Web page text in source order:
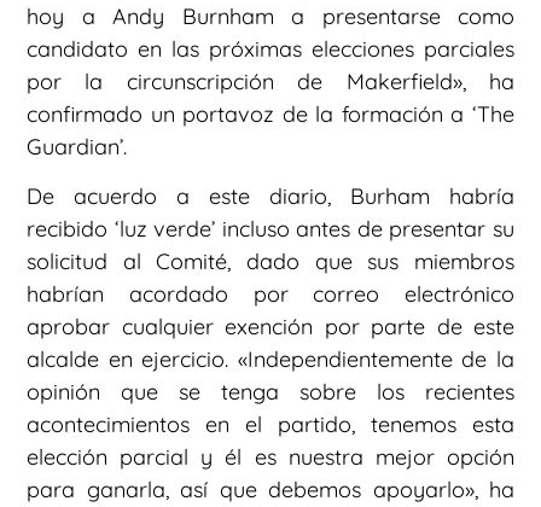
hoy a Andy Burnham a presentarse como
candidato en las próximas elecciones parciales
por la circunscripción de Makerfield», ha
confirmado un portavoz de la formación a ‘The
Guardian’.
De acuerdo a este diario, Burham habría
recibido ‘luz verde’ incluso antes de presentar su
solicitud al Comité, dado que sus miembros
habrían acordado por correo electrónico
aprobar cualquier exención por parte de este
alcalde en ejercicio. «Independientemente de la
opinión que se tenga sobre los recientes
acontecimientos en el partido, tenemos esta
elección parcial y él es nuestra mejor opción
para ganarla, así que debemos apoyarlo», ha